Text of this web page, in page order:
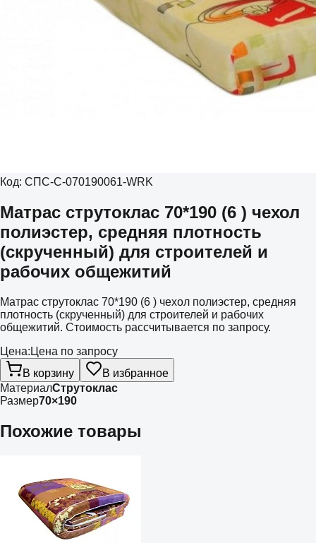
Код: СПС-С-070190061-WRK
Матрас струтоклас 70*190 (6 ) чехол
полиэстер, средняя плотность
(скрученный) для строителей и
рабочих общежитий
Матрас струтоклас 70*190 (6 ) чехол полиэстер, средняя
плотность (скрученный) для строителей и рабочих
общежитий. Стоимость рассчитывается по запросу.
Цена: Цена по запросу
В корзину
В избранное
МатериалСтрутоклас
Размер70×190
Похожие товары